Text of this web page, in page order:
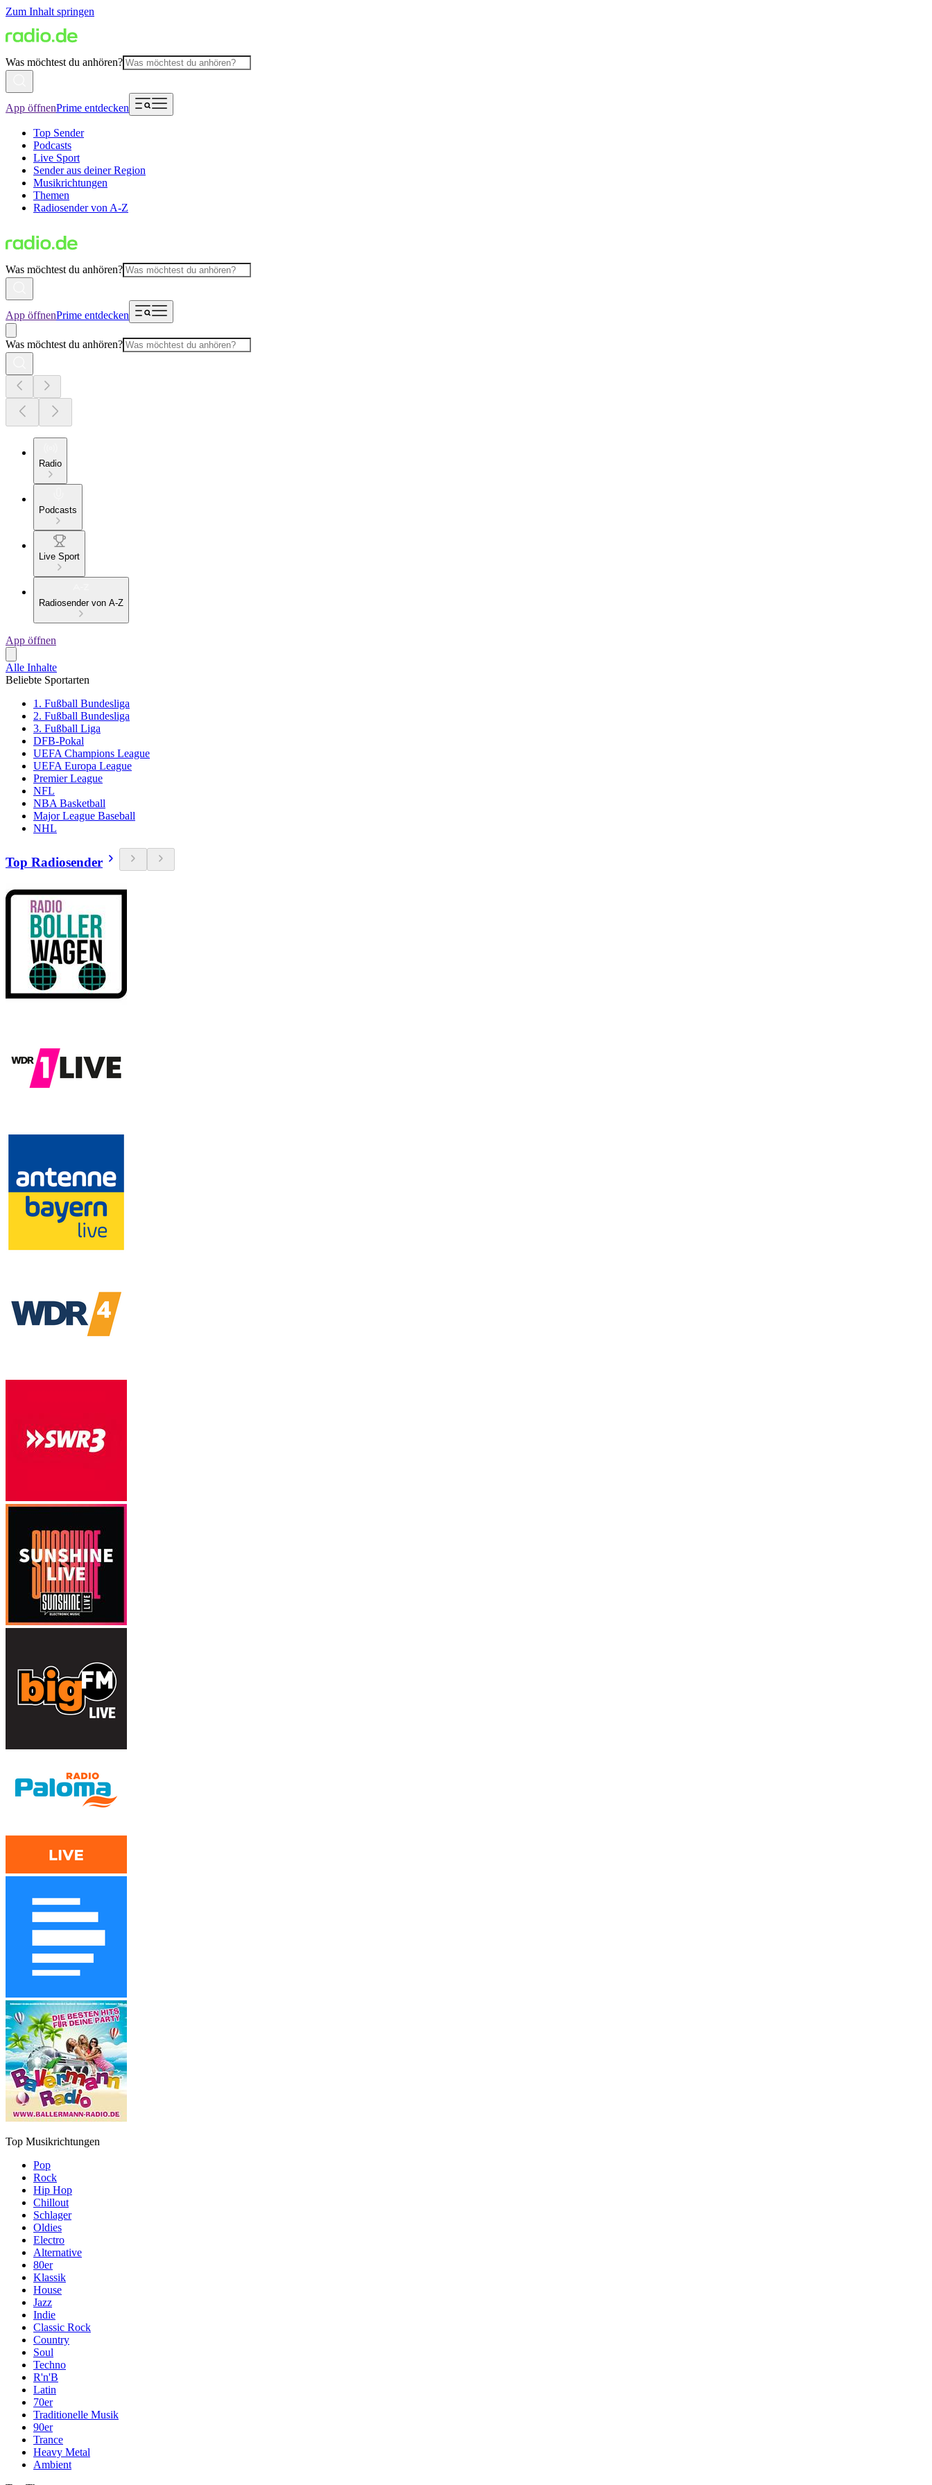
Zum Inhalt springen
Was möchtest du anhören?
App öffnenPrime entdecken
Top Sender
Podcasts
Live Sport
Sender aus deiner Region
Musikrichtungen
Themen
Radiosender von A-Z
Was möchtest du anhören?
App öffnenPrime entdecken
Was möchtest du anhören?
Radio
Podcasts
Live Sport
Radiosender von A-Z
App öffnen
Alle Inhalte
Beliebte Sportarten
1. Fußball Bundesliga
2. Fußball Bundesliga
3. Fußball Liga
DFB-Pokal
UEFA Champions League
UEFA Europa League
Premier League
NFL
NBA Basketball
Major League Baseball
NHL
Top Radiosender
Top Musikrichtungen
Pop
Rock
Hip Hop
Chillout
Schlager
Oldies
Electro
Alternative
80er
Klassik
House
Jazz
Indie
Classic Rock
Country
Soul
Techno
R'n'B
Latin
70er
Traditionelle Musik
90er
Trance
Heavy Metal
Ambient